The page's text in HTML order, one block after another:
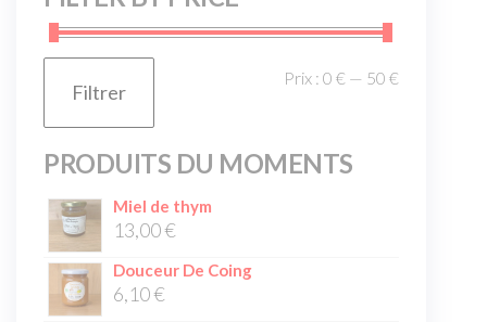
Filtrer
Prix : 0 € — 50 €
PRODUITS DU MOMENTS
Miel de thym
13,00€
Douceur De Coing
6,10€